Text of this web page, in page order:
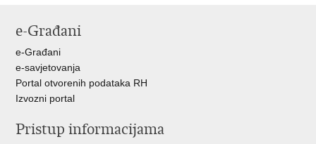
e-Građani
e-Građani
e-savjetovanja
Portal otvorenih podataka RH
Izvozni portal
Pristup informacijama